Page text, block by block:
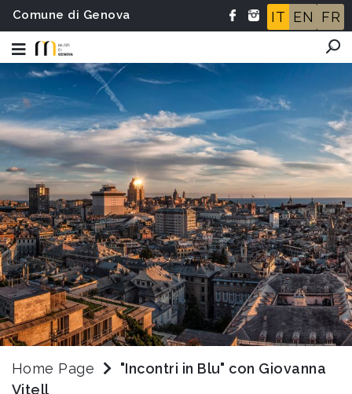
Comune di Genova IT EN FR
Home Page
"Incontri in Blu" con Giovanna
Vitell